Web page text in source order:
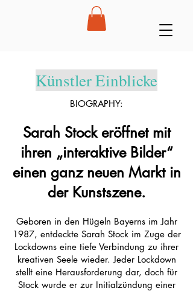
Künstler Einblicke
BIOGRAPHY:
Sarah Stock eröffnet mit
ihren „interaktive Bilder“
einen ganz neuen Markt in
der Kunstszene.
Geboren in den Hügeln Bayerns im Jahr
1987, entdeckte Sarah Stock im Zuge der
Lockdowns eine tiefe Verbindung zu ihrer
kreativen Seele wieder. Jeder Lockdown
stellt eine Herausforderung dar, doch für
Stock wurde er zur Initialzündung einer